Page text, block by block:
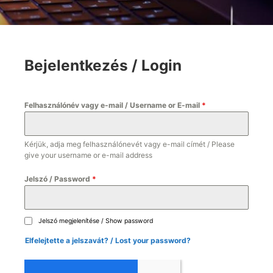
Bejelentkezés / Login
Felhasználónév vagy e-mail / Username or E-mail *
Kérjük, adja meg felhasználónevét vagy e-mail címét / Please
give your username or e-mail address
Jelszó / Password *
Jelszó megjelenítése / Show password
Elfelejtette a jelszavát? / Lost your password?